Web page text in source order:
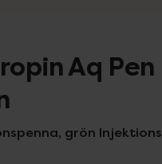
Aq
grön